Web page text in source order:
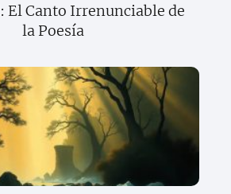
El Canto Irrenunciable de
la Poesía